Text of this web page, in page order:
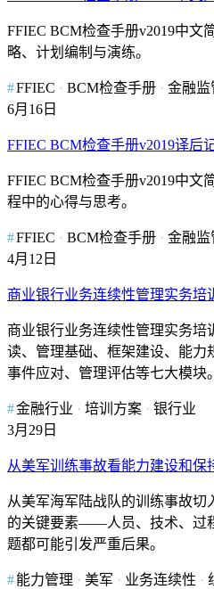
FFIEC BCM检查手册v2019中
略、计划编制与演练。
FFIEC BCM检查手册
金融监
6月16日
FFIEC BCM检查手册v2019译后
FFIEC BCM检查手册v2019中
程中的心得与思考。
FFIEC BCM检查手册 金融监
4月12日
商业银行业务连续性管理实务培
商业银行业务连续性管理实务
读、管理基础、框架建设、能力
事件应对、管理评估等七大模块。
金融行业 培训方案
银行业
3月29日
从美军训练事故看能力建设和保
从美军海军陆战队的训练事故
的关键要素——人员、技术、过
题都可能引发严重后果。
能力管理 美军 业务连续性